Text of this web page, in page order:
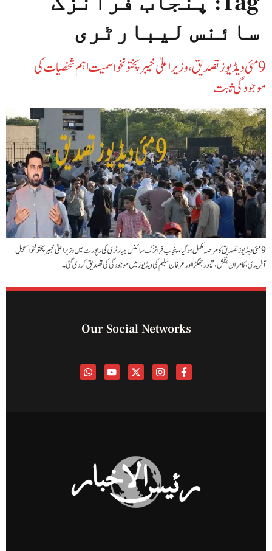
سائنس لیبارٹری
‫9 مئی ویڈیوز تصدیق، وزیراعلیٰ خیبر پختونخوا سمیت اہم شخصیات کی
موجودگی ثابت‬
9 مئی ویڈیوز تصدیق کا مرحلہ مکمل ہوگیا، پنجاب فرانزک سائنس لیبارٹری کی رپورٹ میں وزیراعلیٰ خیبر پختونخوا سہیل
آفریدی، کامران بنگش، تیمور جھگڑا اور عرفان سلیم کی ویڈیوز میں موجودگی کی تصدیق کردی گئی۔
Our Social Networks